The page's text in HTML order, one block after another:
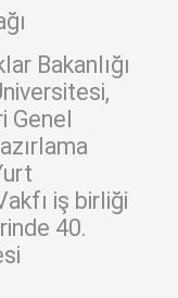
Bakanlığı
Genel
iş birliği
40.